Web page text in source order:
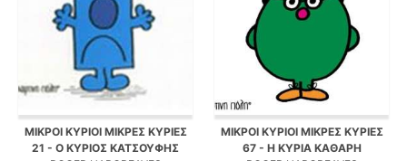
ΜΙΚΡΟΙ ΚΥΡΙΟΙ ΜΙΚΡΕΣ ΚΥΡΙΕΣ
21 - Ο ΚΥΡΙΟΣ ΚΑΤΣΟΥΦΗΣ
ΜΙΚΡΟΙ ΚΥΡΙΟΙ ΜΙΚΡΕΣ ΚΥΡΙΕΣ
67 - Η ΚΥΡΙΑ ΚΑΘΑΡΗ